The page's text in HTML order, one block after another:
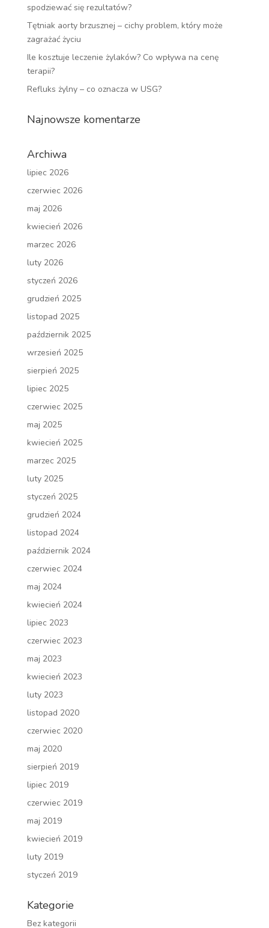
spodziewać się rezultatów?
Tętniak aorty brzusznej – cichy problem, który może
zagrażać życiu
Ile kosztuje leczenie żylaków? Co wpływa na cenę
terapii?
Refluks żylny – co oznacza w USG?
Najnowsze komentarze
Archiwa
lipiec 2026
czerwiec 2026
maj 2026
kwiecień 2026
marzec 2026
luty 2026
styczeń 2026
grudzień 2025
listopad 2025
październik 2025
wrzesień 2025
sierpień 2025
lipiec 2025
czerwiec 2025
maj 2025
kwiecień 2025
marzec 2025
luty 2025
styczeń 2025
grudzień 2024
listopad 2024
październik 2024
czerwiec 2024
maj 2024
kwiecień 2024
lipiec 2023
czerwiec 2023
maj 2023
kwiecień 2023
luty 2023
listopad 2020
czerwiec 2020
maj 2020
sierpień 2019
lipiec 2019
czerwiec 2019
maj 2019
kwiecień 2019
luty 2019
styczeń 2019
Kategorie
Bez kategorii